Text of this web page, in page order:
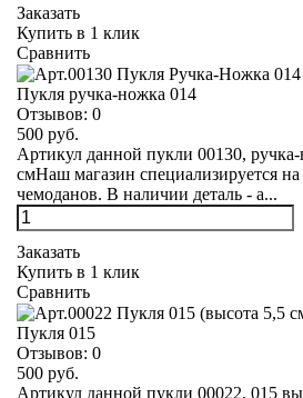
Заказать
Купить в 1 клик
Сравнить
Пукля ручка-ножка 014
Отзывов: 0
500 руб.
Артикул данной пукли 00130,
смНаш магазин специализируется на
чемоданов. В наличии деталь - а...
Заказать
Купить в 1 клик
Сравнить
Пукля 015
Отзывов: 0
500 руб.
Артикул данной пукли 00022, 015